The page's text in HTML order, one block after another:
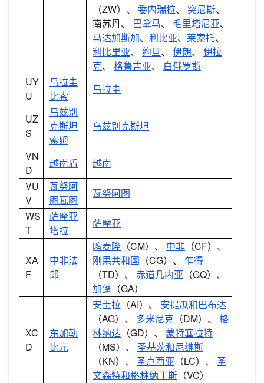
（ZW）、
委内瑞拉、 突尼斯、
南苏丹、
巴拿马、 毛里塔尼亚、
马达加斯加、 利比亚、 莱索托、
利比里亚、 约旦、 伊朗、
伊拉
克、 格鲁吉亚、
白俄罗斯
UY
U
乌拉圭
比索
乌拉圭
UZ
S
乌兹别
克斯坦
索姆
乌兹别克斯坦
VN
D
越南盾
越南
VU
V
瓦努阿
图瓦图
瓦努阿图
WS
T
萨摩亚
塔拉
萨摩亚
XA
F
中非法
郎
喀麦隆 （CM）、 中非 （CF）、
刚果共和国 （CG）、
乍得
（TD）、
赤道几内亚 （GQ）、
加蓬 （GA）
XC
D
东加勒
比元
安圭拉 （AI）、
安提瓜和巴布达
（AG）、
多米尼克 （DM）、
格
林纳达 （GD）、
蒙特塞拉特
（MS）、
圣基茨和尼维斯
（KN）、
圣卢西亚 （LC）、
圣
文森特和格林纳丁斯 （VC）